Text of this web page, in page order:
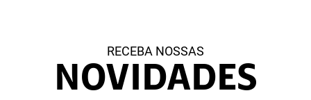
RECEBA NOSSAS
NOVIDADES